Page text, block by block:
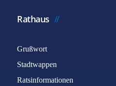
Rathaus
Grußwort
Stadtwappen
Ratsinformationen